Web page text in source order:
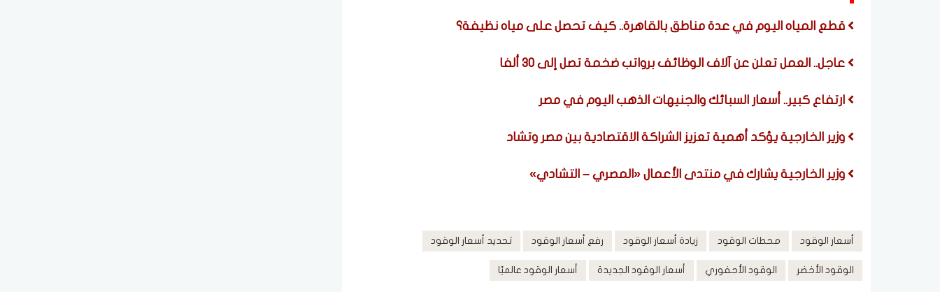
قطع المياه اليوم في عدة مناطق بالقاهرة.. كيف تحصل على مياه نظيفة؟
عاجل.. العمل تعلن عن آلاف الوظائف برواتب ضخمة تصل إلى 30 ألفا
ارتفاع كبير.. أسعار السبائك والجنيهات الذهب اليوم في مصر
وزير الخارجية يؤكد أهمية تعزيز الشراكة الاقتصادية بين مصر وتشاد
وزير الخارجية يشارك في منتدى الأعمال «المصري – التشادي»
أسعار الوقود محطات الوقود زيادة أسعار الوقود رفع أسعار الوقود تحديد أسعار الوقود
الوقود الأخضر الوقود الأحفوري أسعار الوقود الجديدة أسعار الوقود عالميًا